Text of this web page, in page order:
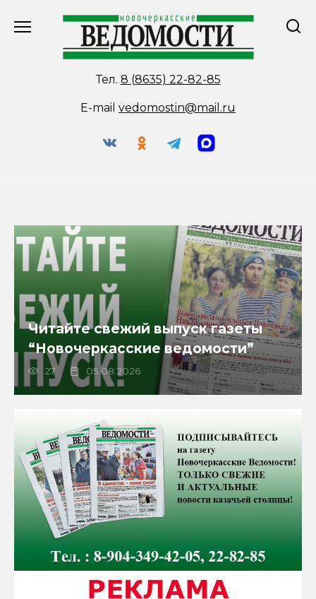
Тел. 8 (8635) 22-82-85
E-mail vedomostin@mail.ru
Читайте свежий выпуск газеты
“Новочеркасские ведомости”
27 05.08.2026